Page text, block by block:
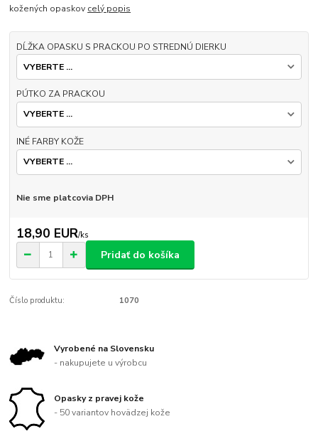
kožených opaskov celý popis
DĹŽKA OPASKU S PRACKOU PO STREDNÚ DIERKU
PÚTKO ZA PRACKOU
INÉ FARBY KOŽE
Nie sme platcovia DPH
18,90 EUR/ks
Pridať do košíka
Číslo produktu: 1070
Vyrobené na Slovensku
- nakupujete u výrobcu
Opasky z pravej kože
- 50 variantov hovädzej kože